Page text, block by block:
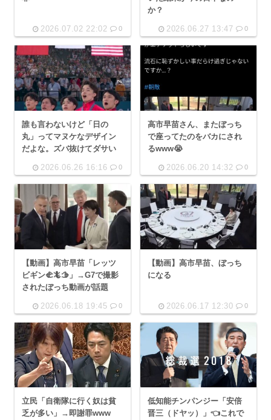
2026.07.02 22:02 0
か？
2026.06.27 13:47 0
誰も言わないけど「日の
丸」ってマヌケなデザイン
だよな。ズバ抜けてダサい
2026.06.26 16:16 0
高市早苗さん、またぼっち
で座ってたのをバカにされ
るwww😭
2026.06.20 14:32 0
【動画】高市早苗「レッツ
ビギン🫲🦎🫱」→G7で撮影
されたぼっち動画が話題
2026.06.18 19:45 0
【動画】高市早苗、ぼっち
になる
2026.06.17 12:30 0
立民「自衛隊に行く奴は貧
乏が多い」→即謝罪www
低知能チンパンジー「安倍
晋三（ドヤッ）」👈これで